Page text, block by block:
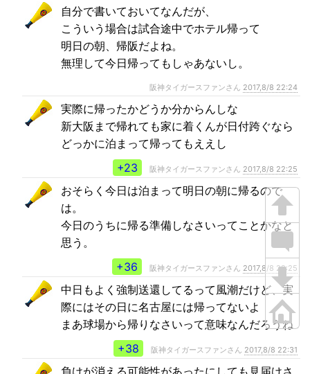
自分で書いておいてなんだが、
こういう場合は試合途中でホテル帰って
明日の朝、帰阪だよね。
無理して今日帰ってもしゃあないし。
阪神タイガースファンさん 2017,8/8 22:24
実際に帰ったかどうか分からんしな
新大阪まで帰れても家に着くんが日付跨ぐなら
どっかに泊まって帰ってもええし
+23
阪神タイガースファンさん 2017,8/8 22:25
おそらく今日は泊まって明日の朝に帰るので
は。
今日のうちに帰る準備しなさいってことかなと
思う。
+36
阪神タイガースファンさん 2017,8/8 22:25
中日もよく強制送還してるって風潮だけど、実
際にはその日に名古屋には帰ってないよ
まあ球場から帰りなさいって意味なんだろうね
+38
阪神タイガースファンさん 2017,8/8 22:31
負けが消える可能性があったにしても見届けさ